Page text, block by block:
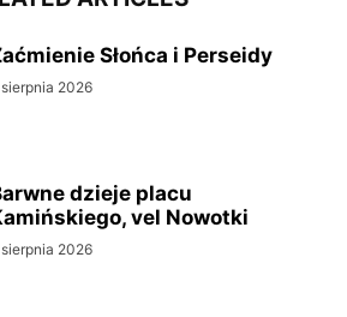
Słońca i Perseidy
2026
dzieje placu
vel Nowotki
2026